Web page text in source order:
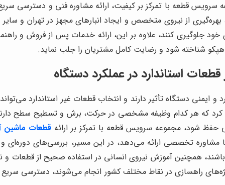
قطعه با تمرکز بر کیفیت، ارائه مشاوره فنی و دسترسی
از نیروی متخصص و ایجاد انبارهای مجهز در تهران و
خود جلوگیری کنند، علاوه بر این، ارائه خدمات پس از فروش و
شناخته شود و رضایت کامل مشتریان را جلب نماید.
استاندارد در عملکرد دستگاه
دستگاه تأثیر دارند و انتخاب قطعات غیر استاندارد
کرد که هر کدام وظیفه مشخصی در حرکت، برش و تسطیح سطح
شود، مجموعه سرویس قطعه با تمرکز بر ارائهقطعات ماشین
تخصصی ارائه می‌دهد، در این مسیر، بررسی‌های دوره‌ای
باشند، همچنین آموزش نیروی انسانی در استفاده صحیح از
راهسازی در نقاط مختلف کشور انجام می‌شوند، دسترسی